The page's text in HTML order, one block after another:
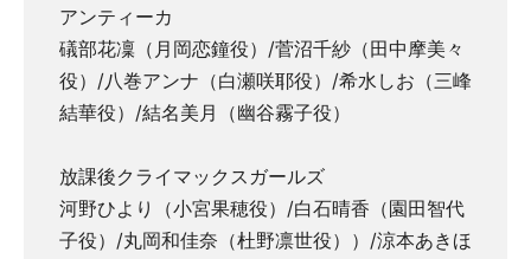
アンティーカ
礒部花凜（月岡恋鐘役）/菅沼千紗（田中摩美々
役）/八巻アンナ（白瀬咲耶役）/希水しお（三峰
結華役）/結名美月（幽谷霧子役）
放課後クライマックスガールズ
河野ひより（小宮果穂役）/白石晴香（園田智代
子役）/丸岡和佳奈（杜野凛世役））/涼本あきほ